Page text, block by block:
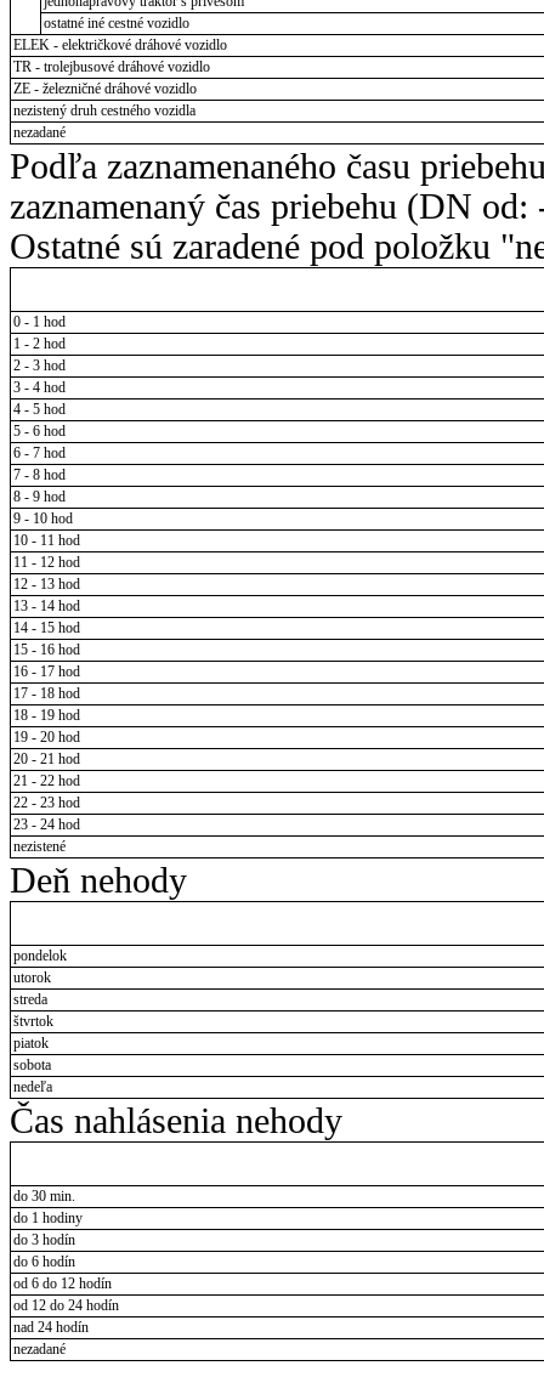
ostatné iné cestné vozidlo
ELEK - električkové dráhové vozidlo
TR - trolejbusové dráhové vozidlo
ZE - železničné dráhové vozidlo
nezistený druh cestného vozidla
nezadané
Podľa zaznamenaného času
zaznamenaný čas priebehu (DN
Ostatné sú zaradené pod položku
0 - 1 hod
1 - 2 hod
2 - 3 hod
3 - 4 hod
4 - 5 hod
5 - 6 hod
6 - 7 hod
7 - 8 hod
8 - 9 hod
9 - 10 hod
10 - 11 hod
11 - 12 hod
12 - 13 hod
13 - 14 hod
14 - 15 hod
15 - 16 hod
16 - 17 hod
17 - 18 hod
18 - 19 hod
19 - 20 hod
20 - 21 hod
21 - 22 hod
22 - 23 hod
23 - 24 hod
nezistené
Deň nehody
pondelok
utorok
streda
štvrtok
piatok
sobota
nedeľa
Čas nahlásenia nehody
do 30 min.
do 1 hodiny
do 3 hodín
do 6 hodín
od 6 do 12 hodín
od 12 do 24 hodín
nad 24 hodín
nezadané